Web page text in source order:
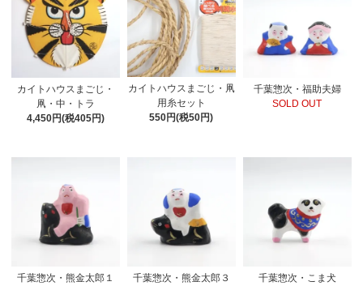
カイトハウスまごじ・
凧・中・トラ
4,450円(税405円)
カイトハウスまごじ・凧
用糸セット
550円(税50円)
千葉惣次・福助夫婦
SOLD OUT
千葉惣次・熊金太郎１
千葉惣次・熊金太郎３
千葉惣次・こま犬